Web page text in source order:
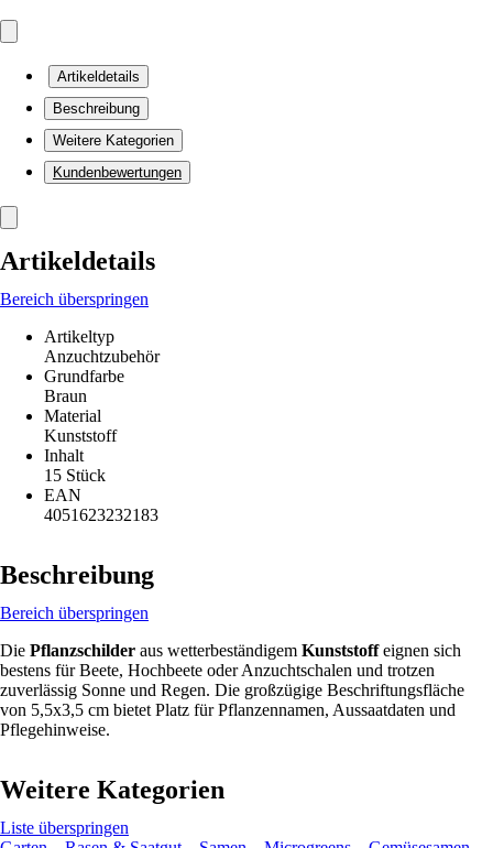
Artikeldetails
Beschreibung
Weitere Kategorien
Kundenbewertungen
Artikeldetails
Bereich überspringen
Artikeltyp
Anzuchtzubehör
Grundfarbe
Braun
Material
Kunststoff
Inhalt
15 Stück
EAN
4051623232183
Beschreibung
Bereich überspringen
Die Pflanzschilder aus wetterbeständigem Kunststoffeignen sich
bestens für Beete, Hochbeete oder Anzuchtschalen und trotzen
zuverlässig Sonne und Regen. Die großzügige Beschriftungsfläche
von 5,5x3,5 cm bietet Platz für Pflanzennamen, Aussaatdaten und
Pflegehinweise.
Weitere Kategorien
Liste überspringen